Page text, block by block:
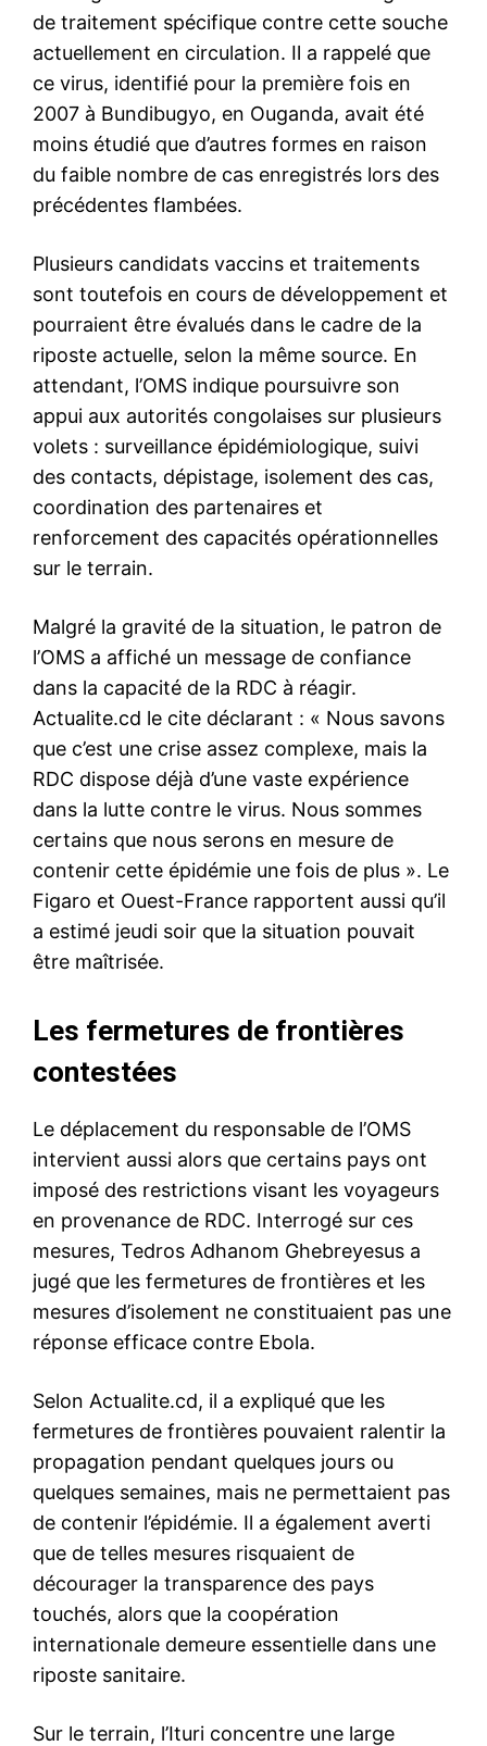
de traitement spécifique contre cette souche
actuellement en circulation. Il a rappelé que
ce virus, identifié pour la première fois en
2007 à Bundibugyo, en Ouganda, avait été
moins étudié que d’autres formes en raison
du faible nombre de cas enregistrés lors des
précédentes flambées.
Plusieurs candidats vaccins et traitements
sont toutefois en cours de développement et
pourraient être évalués dans le cadre de la
riposte actuelle, selon la même source. En
attendant, l’OMS indique poursuivre son
appui aux autorités congolaises sur plusieurs
volets : surveillance épidémiologique, suivi
des contacts, dépistage, isolement des cas,
coordination des partenaires et
renforcement des capacités opérationnelles
sur le terrain.
Malgré la gravité de la situation, le patron de
l’OMS a affiché un message de confiance
dans la capacité de la RDC à réagir.
Actualite.cd le cite déclarant : « Nous savons
que c’est une crise assez complexe, mais la
RDC dispose déjà d’une vaste expérience
dans la lutte contre le virus. Nous sommes
certains que nous serons en mesure de
contenir cette épidémie une fois de plus ». Le
Figaro et Ouest-France rapportent aussi qu’il
a estimé jeudi soir que la situation pouvait
être maîtrisée.
Les fermetures de frontières
contestées
Le déplacement du responsable de l’OMS
intervient aussi alors que certains pays ont
imposé des restrictions visant les voyageurs
en provenance de RDC. Interrogé sur ces
mesures, Tedros Adhanom Ghebreyesus a
jugé que les fermetures de frontières et les
mesures d’isolement ne constituaient pas une
réponse efficace contre Ebola.
Selon Actualite.cd, il a expliqué que les
fermetures de frontières pouvaient ralentir la
propagation pendant quelques jours ou
quelques semaines, mais ne permettaient pas
de contenir l’épidémie. Il a également averti
que de telles mesures risquaient de
décourager la transparence des pays
touchés, alors que la coopération
internationale demeure essentielle dans une
riposte sanitaire.
Sur le terrain, l’Ituri concentre une large